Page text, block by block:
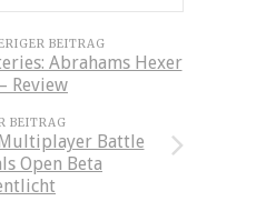
BEITRAG
Abrahams Hexer
– Review
BEITRAG
Battle
Open Beta